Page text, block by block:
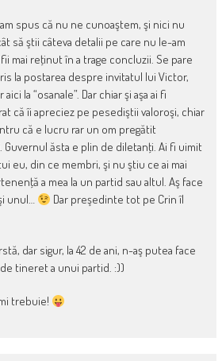
spus că nu ne cunoaştem, şi nici nu
să ştii câteva detalii pe care nu le-am
mai reţinut în a trage concluzii. Se pare
la postarea despre invitatul lui Victor,
la “osanale”. Dar chiar şi aşa ai fi
că îi apreciez pe pesediştii valoroşi, chiar
că e lucru rar un om pregătit
Guvernul ăsta e plin de diletanţi. Ai fi uimit
eu, din ce membri, şi nu ştiu ce ai mai
a mea la un partid sau altul. Aş face
unul…
Dar preşedinte tot pe Crin îl
dar sigur, la 42 de ani, n-aş putea face
tineret a unui partid. :))
trebuie!